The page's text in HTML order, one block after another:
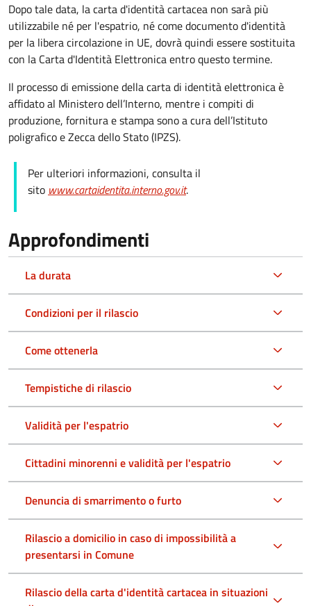
Dopo tale data, la carta d'identità cartacea non sarà più
utilizzabile né per l'espatrio, né come documento d'identità
per la libera circolazione in UE, dovrà quindi essere sostituita
con la Carta d'Identità Elettronica entro questo termine.
Il processo di emissione della carta di identità elettronica è
affidato al Ministero dell’Interno, mentre i compiti di
produzione, fornitura e stampa sono a cura dell’Istituto
poligrafico e Zecca dello Stato (IPZS).
Per ulteriori informazioni, consulta il
sito www.cartaidentita.interno.gov.it.
Approfondimenti
La durata
Condizioni per il rilascio
Come ottenerla
Tempistiche di rilascio
Validità per l'espatrio
Cittadini minorenni e validità per l'espatrio
Denuncia di smarrimento o furto
Rilascio a domicilio in caso di impossibilità a
presentarsi in Comune
Rilascio della carta d'identità cartacea in situazioni